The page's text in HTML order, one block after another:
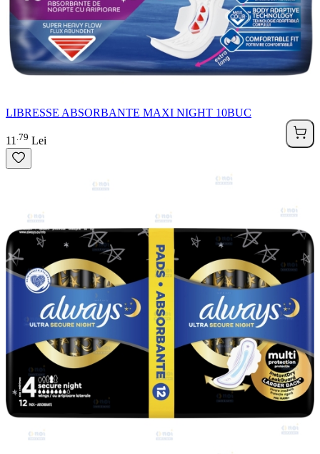
LIBRESSE ABSORBANTE MAXI NIGHT 10BUC
11 79 Lei